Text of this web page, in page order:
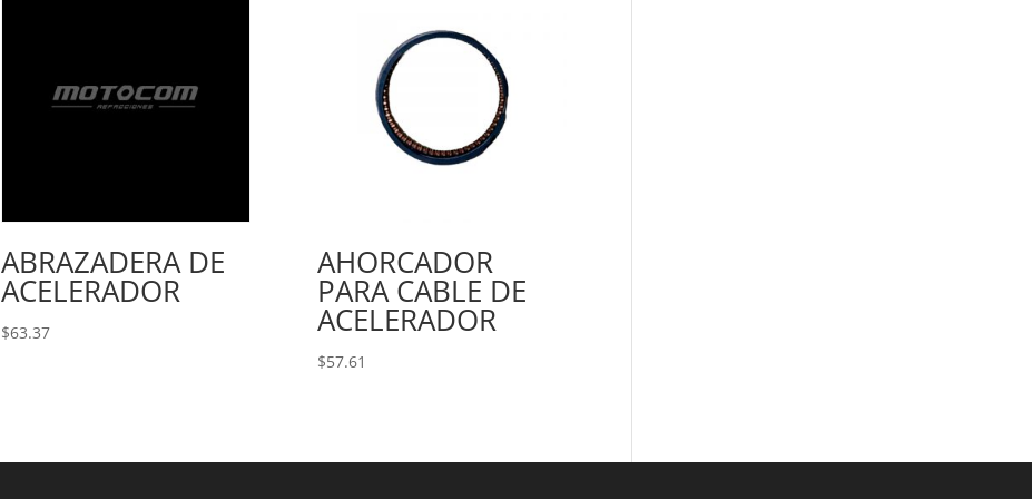
ABRAZADERA DE
ACELERADOR
$63.37
AHORCADOR
PARA CABLE DE
ACELERADOR
$57.61